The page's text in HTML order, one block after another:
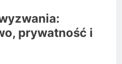
prywatność i